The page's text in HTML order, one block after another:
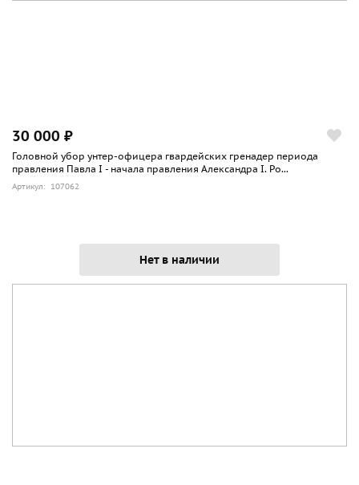
30 000 ₽
Головной убор унтер-офицера гвардейских гренадер периода
правления Павла I - начала правления Александра I. Ро...
Артикул: 107062
Нет в наличии